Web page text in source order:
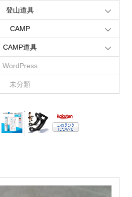
登山道具
CAMP
CAMP道具
WordPress
未分類